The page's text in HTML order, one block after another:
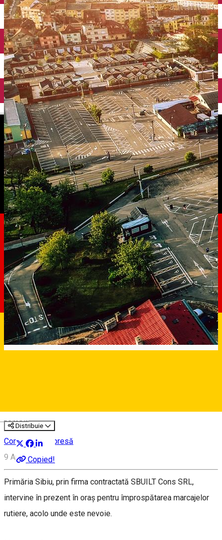
English
Deutsch
Distribuie
Copied!
Comunicat de presă
9 Aprilie, 13:19
Primăria Sibiu, prin firma contractată SBUILT Cons SRL,
intervine în prezent în oraș pentru împrospătarea marcajelor
rutiere, acolo unde este nevoie.